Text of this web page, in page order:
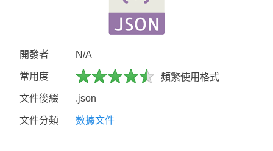
開發者 N/A
常用度 頻繁使用格式
文件後綴 .json
文件分類 數據文件